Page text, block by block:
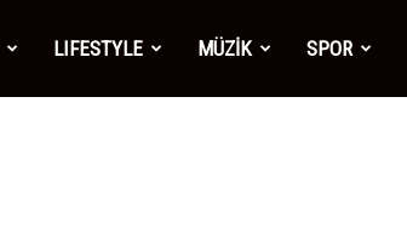
LIFESTYLE MÜZİK SPOR